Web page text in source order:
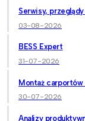
Serwisy,
03-08-2026
BESS Expert
31-07-2026
Montaż carportów
30-07-2026
Analizy